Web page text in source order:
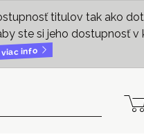
titulov tak ako
ste si jeho dostupnosť v
viac info